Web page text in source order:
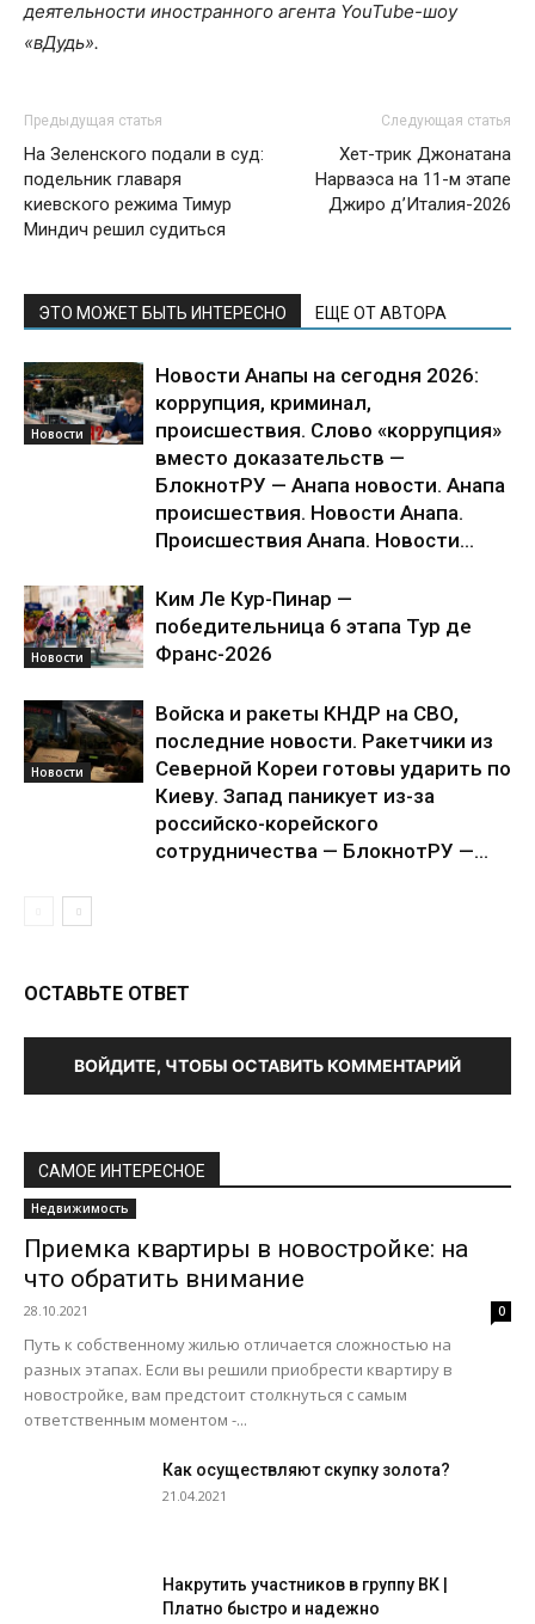
деятельности иностранного агента YouTube-шоу
«вДудь».
Предыдущая статья
На Зеленского подали в суд:
подельник главаря
киевского режима Тимур
Миндич решил судиться
Следующая статья
Хет-трик Джонатана
Нарваэса на 11-м этапе
Джиро д’Италия-2026
ЭТО МОЖЕТ БЫТЬ ИНТЕРЕСНО ЕЩЕ ОТ АВТОРА
Новости
Новости Анапы на сегодня 2026:
коррупция, криминал,
происшествия. Слово «коррупция»
вместо доказательств —
БлокнотРУ — Анапа новости. Анапа
происшествия. Новости Анапа.
Происшествия Анапа. Новости...
Новости
Ким Ле Кур-Пинар —
победительница 6 этапа Тур де
Франс-2026
Новости
Войска и ракеты КНДР на СВО,
последние новости. Ракетчики из
Северной Кореи готовы ударить по
Киеву. Запад паникует из-за
российско-корейского
сотрудничества — БлокнотРУ —...
ОСТАВЬТЕ ОТВЕТ
ВОЙДИТЕ, ЧТОБЫ ОСТАВИТЬ КОММЕНТАРИЙ
САМОЕ ИНТЕРЕСНОЕ
Недвижимость
Приемка квартиры в новостройке: на
что обратить внимание
28.10.2021 0
Путь к собственному жилью отличается сложностью на
разных этапах. Если вы решили приобрести квартиру в
новостройке, вам предстоит столкнуться с самым
ответственным моментом -...
Как осуществляют скупку золота?
21.04.2021
Накрутить участников в группу ВК |
Платно быстро и надежно